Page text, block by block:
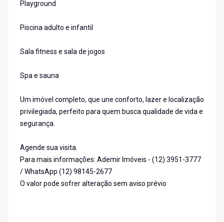
Playground
Piscina adulto e infantil
Sala fitness e sala de jogos
Spa e sauna
Um imóvel completo, que une conforto, lazer e localização
privilegiada, perfeito para quem busca qualidade de vida e
segurança.
Agende sua visita.
Para mais informações: Ademir Imóveis - (12) 3951-3777
/ WhatsApp (12) 98145-2677
O valor pode sofrer alteração sem aviso prévio